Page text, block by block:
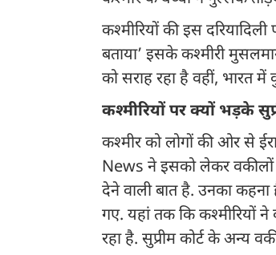
कश्मीरियों की इस
बताया’ इसके कश्मीरी
को सराह रहा है वहीं, भारत
कश्मीरियों पर क्यों भड़के
कश्मीर को लोगों की ओर से
News ने इसको लेकर वकीलों
देने वाली बात है. उनका
गए. यहां तक कि कश्मीरियों
रहा है. सुप्रीम कोर्ट के अन्य